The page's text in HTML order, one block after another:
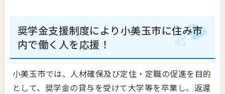
奨学金支援制度により小美玉市に住み市
内で働く人を応援！
小美玉市では、人材確保及び定住・定職の促進を目的
として、奨学金の貸与を受けて大学等を卒業し、返還